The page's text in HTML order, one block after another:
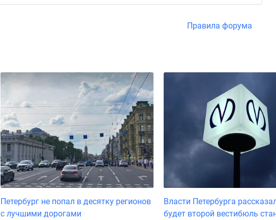
Правила форума
Петербург не попал в десятку регионов
с лучшими дорогами
Власти Петербурга
будет второй вестибюль